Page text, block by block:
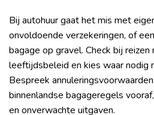
Bij autohuur gaat het mis met
onvoldoende verzekeringen, of
bagage op gravel. Check bij
leeftijdsbeleid en kies waar nodig
Bespreek
binnenlandse bagageregels
en onverwachte uitgaven.